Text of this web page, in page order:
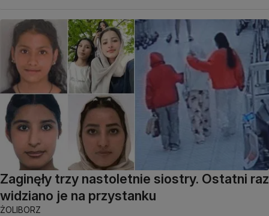
Zaginęły trzy nastoletnie siostry. Ostatni raz
widziano je na przystanku
ŻOLIBORZ